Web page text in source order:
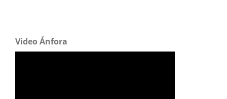
Video Ánfora